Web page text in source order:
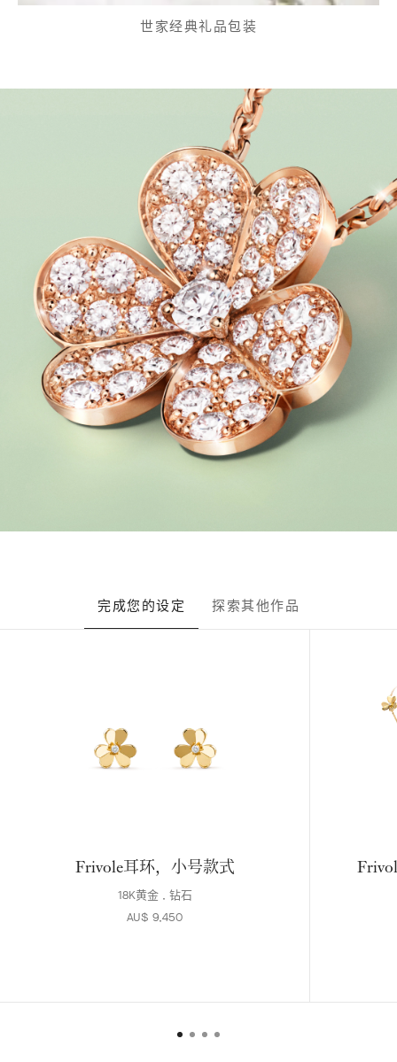
世家经典礼品包装
完成您的设定 探索其他作品
Frivole耳环，小号款式
18K黄金 , 钻石
AU$ 9,450